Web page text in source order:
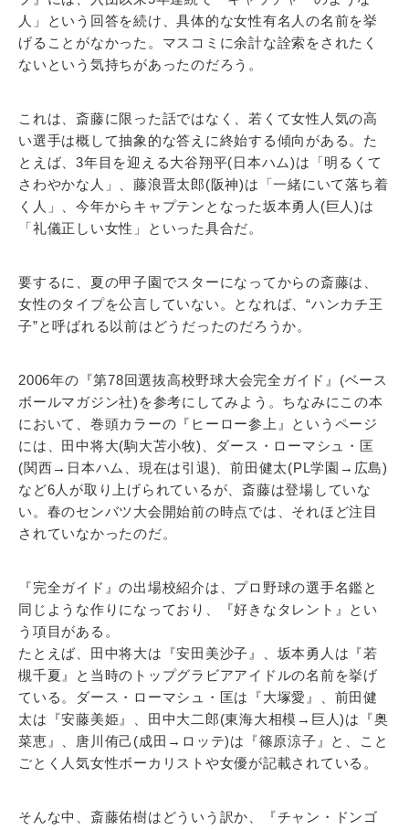
人」という回答を続け、具体的な女性有名人の名前を挙
げることがなかった。マスコミに余計な詮索をされたく
ないという気持ちがあったのだろう。
これは、斎藤に限った話ではなく、若くて女性人気の高
い選手は概して抽象的な答えに終始する傾向がある。た
とえば、3年目を迎える大谷翔平(日本ハム)は「明るくて
さわやかな人」、藤浪晋太郎(阪神)は「一緒にいて落ち着
く人」、今年からキャプテンとなった坂本勇人(巨人)は
「礼儀正しい女性」といった具合だ。
要するに、夏の甲子園でスターになってからの斎藤は、
女性のタイプを公言していない。となれば、“ハンカチ王
子”と呼ばれる以前はどうだったのだろうか。
2006年の『第78回選抜高校野球大会完全ガイド』(ベース
ボールマガジン社)を参考にしてみよう。ちなみにこの本
において、巻頭カラーの『ヒーロー参上』というページ
には、田中将大(駒大苫小牧)、ダース・ローマシュ・匡
(関西→日本ハム、現在は引退)、前田健太(PL学園→広島)
など6人が取り上げられているが、斎藤は登場していな
い。春のセンバツ大会開始前の時点では、それほど注目
されていなかったのだ。
『完全ガイド』の出場校紹介は、プロ野球の選手名鑑と
同じような作りになっており、『好きなタレント』とい
う項目がある。
たとえば、田中将大は『安田美沙子』、坂本勇人は『若
槻千夏』と当時のトップグラビアアイドルの名前を挙げ
ている。ダース・ローマシュ・匡は『大塚愛』、前田健
太は『安藤美姫』、田中大二郎(東海大相模→巨人)は『奥
菜恵』、唐川侑己(成田→ロッテ)は『篠原涼子』と、こと
ごとく人気女性ボーカリストや女優が記載されている。
そんな中、斎藤佑樹はどういう訳か、『チャン・ドンゴ